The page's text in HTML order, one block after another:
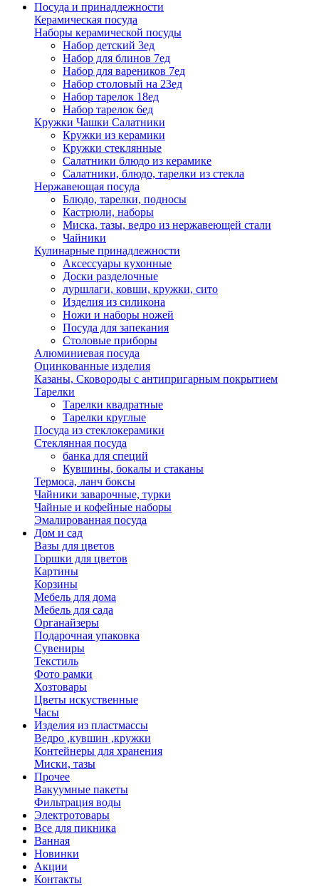
Посуда и принадлежности
Керамическая посуда
Наборы керамической посуды
Набор детский 3ед
Набор для блинов 7ед
Набор для вареников 7ед
Набор столовый на 23ед
Набор тарелок 18ед
Набор тарелок 6ед
Кружки Чашки Салатники
Кружки из керамики
Кружки стеклянные
Салатники блюдо из керамике
Салатники, блюдо, тарелки из стекла
Нержавеющая посуда
Блюдо, тарелки, подносы
Кастрюли, наборы
Миска, тазы, ведро из нержавеющей стали
Чайники
Кулинарные принадлежности
Аксессуары кухонные
Доски разделочные
дуршлаги, ковши, кружки, сито
Изделия из силикона
Ножи и наборы ножей
Посуда для запекания
Столовые приборы
Алюминиевая посуда
Оцинкованные изделия
Казаны, Сковороды с антипригарным покрытием
Тарелки
Тарелки квадратные
Тарелки круглые
Посуда из стеклокерамики
Стеклянная посуда
банка для специй
Кувшины, бокалы и стаканы
Термоса, ланч боксы
Чайники заварочные, турки
Чайные и кофейные наборы
Эмалированная посуда
Дом и сад
Вазы для цветов
Горшки для цветов
Картины
Корзины
Мебель для дома
Мебель для сада
Органайзеры
Подарочная упаковка
Сувениры
Текстиль
Фото рамки
Хозтовары
Цветы искуственные
Часы
Изделия из пластмассы
Ведро ,кувшин ,кружки
Контейнеры для хранения
Миски, тазы
Прочее
Вакуумные пакеты
Фильтрация воды
Электротовары
Все для пикника
Ванная
Новинки
Акции
Контакты